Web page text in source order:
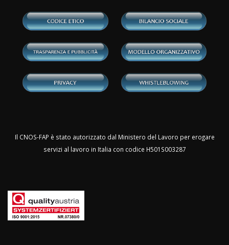
Il CNOS-FAP è stato autorizzato dal Ministero del Lavoro per erogare
servizi al lavoro in Italia con codice H501S003287